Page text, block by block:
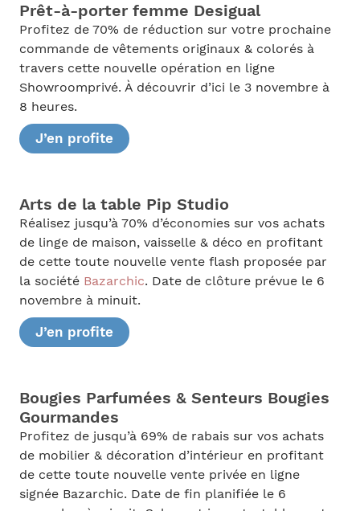
Prêt-à-porter femme Desigual
Profitez de 70% de réduction sur votre prochaine
commande de vêtements originaux & colorés à
travers cette nouvelle opération en ligne
Showroomprivé. À découvrir d’ici le 3 novembre à
8 heures.
J’en profite
Arts de la table Pip Studio
Réalisez jusqu’à 70% d’économies sur vos achats
de linge de maison, vaisselle & déco en profitant
de cette toute nouvelle vente flash proposée par
la société Bazarchic. Date de clôture prévue le 6
novembre à minuit.
J’en profite
Bougies Parfumées & Senteurs Bougies
Gourmandes
Profitez de jusqu’à 69% de rabais sur vos achats
de mobilier & décoration d’intérieur en profitant
de cette toute nouvelle vente privée en ligne
signée Bazarchic. Date de fin planifiée le 6